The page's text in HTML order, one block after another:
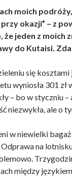
moich
okazji” – z
że jeden z moich
do Kutaisi.
się
wyniosła 301
– bo w styczniu –
niezwykła, ale o
w niewielki
na
między